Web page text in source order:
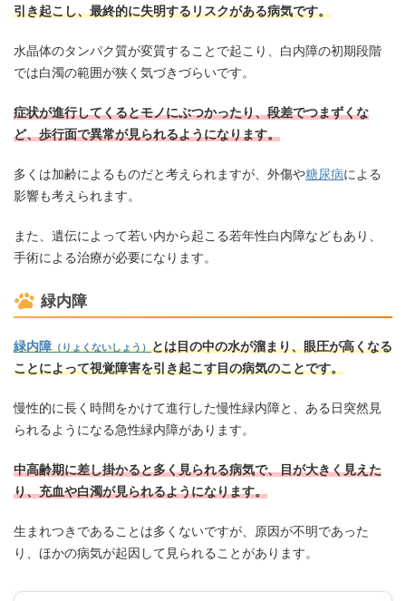
引き起こし、最終的に失明するリスクがある病気です。
水晶体のタンパク質が変質することで起こり、白内障の初期段階
では白濁の範囲が狭く気づきづらいです。
症状が進行してくるとモノにぶつかったり、段差でつまずくな
ど、歩行面で異常が見られるようになります。
多くは加齢によるものだと考えられますが、外傷や糖尿病による
影響も考えられます。
また、遺伝によって若い内から起こる若年性白内障などもあり、
手術による治療が必要になります。
緑内障
緑内障（りょくないしょう）とは目の中の水が溜まり、眼圧が高くなる
ことによって視覚障害を引き起こす目の病気のことです。
慢性的に長く時間をかけて進行した慢性緑内障と、ある日突然見
られるようになる急性緑内障があります。
中高齢期に差し掛かると多く見られる病気で、目が大きく見えた
り、充血や白濁が見られるようになります。
生まれつきであることは多くないですが、原因が不明であった
り、ほかの病気が起因して見られることがあります。